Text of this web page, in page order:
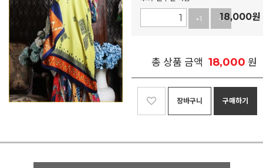
+1 -1
18,000원
총 상품 금액 18,000 원
장바구니 구매하기